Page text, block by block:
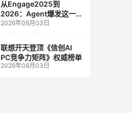
从Engage2025到
2026：Agent爆发这一
年，AI CRM 走到哪了
2026年08月03日
联想开天登顶《信创AI
PC竞争力矩阵》权威榜单
2026年08月03日